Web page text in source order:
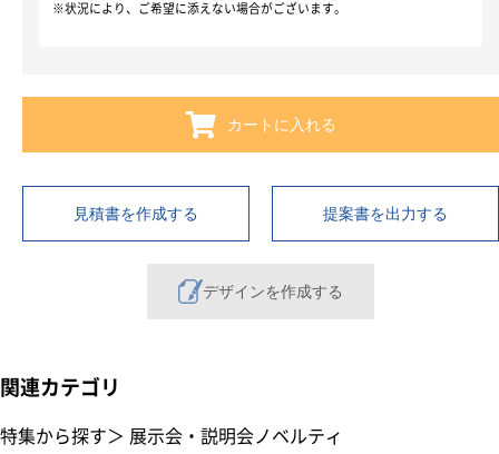
※状況により、ご希望に添えない場合がございます。
カートに入れる
見積書を作成する 提案書を出力する
デザインを作成する
関連カテゴリ
特集から探す＞ 展示会・説明会ノベルティ